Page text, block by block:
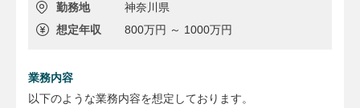
勤務地
神奈川県
想定年収
800万円 ～ 1000万円
業務内容
以下のような業務内容を想定しております。